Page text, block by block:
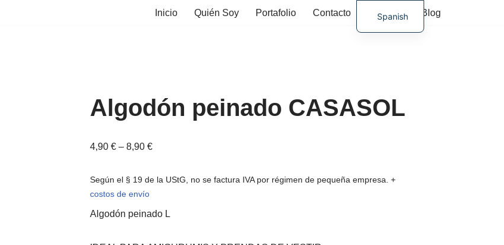
Inicio Quién Soy Portafolio Contacto Tienda Blog
Algodón peinado CASASOL
4,90€ –8,90€
Según el § 19 de la UStG, no se factura IVA por régimen de pequeña empresa. +
costos de envío
Algodón peinado L
Spanish
German